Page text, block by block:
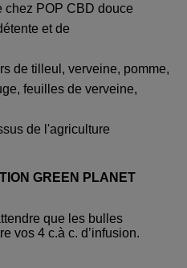
chez POP CBD douce
et de
de tilleul, verveine, pomme,
feuilles de verveine,
de l'agriculture
GREEN PLANET
que les bulles
vos 4 c.à c. d’infusion.